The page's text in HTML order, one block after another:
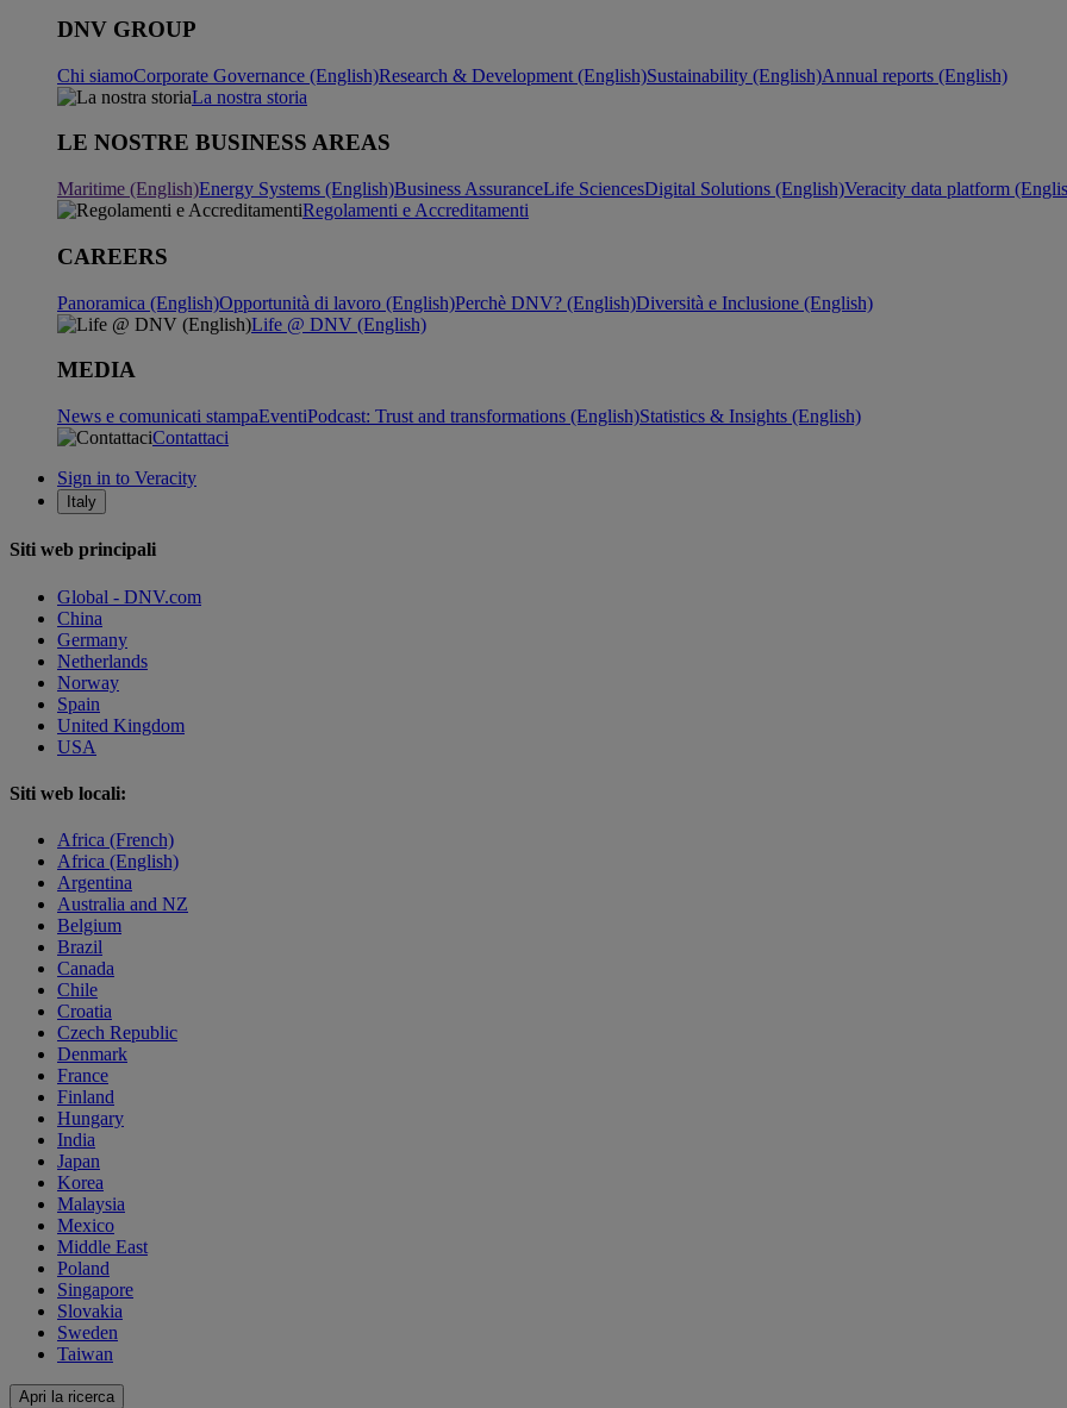
DNV GROUP
Chi siamoCorporate Governance (English)Research & Development (English)Sustainability (English)Annual reports (English)
La nostra storia
LE NOSTRE BUSINESS AREAS
Maritime (English)Energy Systems (English)Business AssuranceLife SciencesDigital Solutions (English)Veracity data platform
Regolamenti e Accreditamenti
CAREERS
Panoramica (English)Opportunità di lavoro (English)Perchè DNV? (English)Diversità e Inclusione (English)
Life @ DNV (English)
MEDIA
News e comunicati stampaEventiPodcast: Trust and transformations (English)Statistics & Insights (English)
Contattaci
Sign in to Veracity
Italy
Siti web principali
Global - DNV.com
China
Germany
Netherlands
Norway
Spain
United Kingdom
USA
Siti web locali:
Africa (French)
Africa (English)
Argentina
Australia and NZ
Belgium
Brazil
Canada
Chile
Croatia
Czech Republic
Denmark
France
Finland
Hungary
India
Japan
Korea
Malaysia
Mexico
Middle East
Poland
Singapore
Slovakia
Sweden
Taiwan
Apri la ricerca